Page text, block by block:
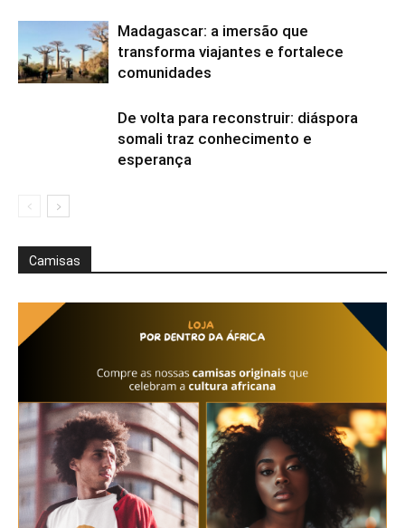
Madagascar: a imersão que
transforma viajantes e fortalece
comunidades
De volta para reconstruir: diáspora
somali traz conhecimento e
esperança
Camisas